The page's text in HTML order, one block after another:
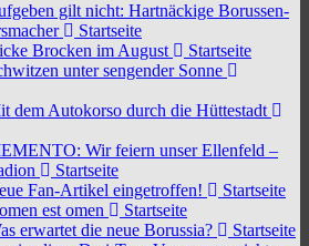
gilt nicht: Hartnäckige Borussen-
Startseite
Brocken im August
Startseite
unter sengender Sonne
dem Autokorso durch die Hüttestadt
Wir feiern unser Ellenfeld –
Startseite
Fan-Artikel eingetroffen!
Startseite
est omen
Startseite
erwartet die neue Borussia?
Startseite